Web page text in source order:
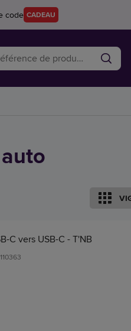
code CADEAU
C vers USB-C - T'NB